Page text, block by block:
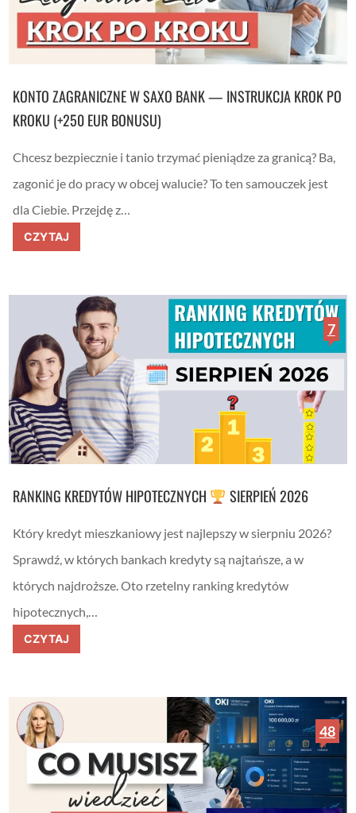
KONTO ZAGRANICZNE W SAXO BANK — INSTRUKCJA KROK PO
KROKU (+250 EUR BONUSU)
Chcesz bezpiecznie i tanio trzymać pieniądze za granicą? Ba,
zagonić je do pracy w obcej walucie? To ten samouczek jest
dla Ciebie. Przejdę z…
CZYTAJ
o
z
g
r
i
c
z
n
e
w
S
A
O
B
n
k
—
i
n
s
r
c
p
o
k
r
o
k
RANKING KREDYTÓW HIPOTECZNYCH SIERPIEŃ 2026
7
Który kredyt mieszkaniowy jest najlepszy w sierpniu 2026?
Sprawdź, w których bankach kredyty są najtańsze, a w
których najdroższe. Oto rzetelny ranking kredytów
hipotecznych,…
CZYTAJ
a
e
d
y
t
ó
48